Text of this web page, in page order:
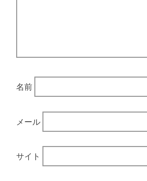
名前
メール
サイト